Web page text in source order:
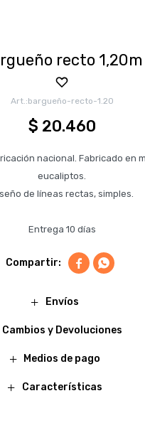
recto 1,20m
bargueño-recto-1.20
$ 20.460
nacional. Fabricado en
eucaliptos.
de líneas rectas, simples.
Entrega 10 días
 
Envíos
Cambios y Devoluciones
Medios de pago
Características